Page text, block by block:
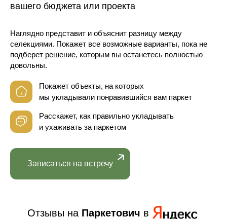
вашего бюджета или проекта
Наглядно представит и объяснит разницу между
селекциями. Покажет все возможные варианты, пока не
подберет решение, которым вы останетесь полностью
довольны.
Покажет объекты, на которых
мы укладывали понравившийся вам паркет
Расскажет, как правильно укладывать
и ухаживать за паркетом
Записаться на встречу
Отзывы на Паркетович в